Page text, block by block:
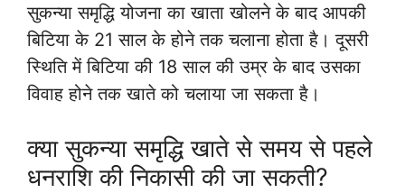
सुकन्या समृद्धि योजना का खाता खोलने के बाद आपकी
बिटिया के 21 साल के होने तक चलाना होता है। दूसरी
स्थिति में बिटिया की 18 साल की उम्र के बाद उसका
विवाह होने तक खाते को चलाया जा सकता है।
क्या सुकन्या समृद्धि खाते से समय से पहले
धनराशि की निकासी की जा सकती?